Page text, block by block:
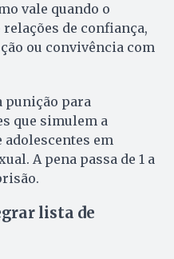
vale quando o
de confiança,
ou convivência com
punição para
que simulem a
em
A pena passa de 1 a
lista de